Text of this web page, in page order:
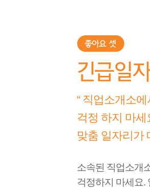
“ 직업소개소
걱정 하지 마
맞춤 일자리가
소속된 직업소개
걱정하지 마세요.